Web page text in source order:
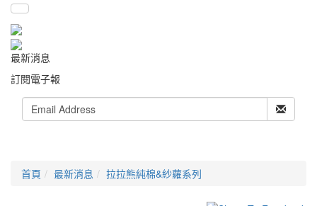
最新消息
訂閱電子報
首頁 最新消息 拉拉熊純棉&紗蘿系列